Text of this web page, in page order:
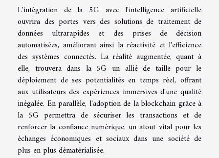
L'intégration de la 5G avec l'intelligence artificielle
ouvrira des portes vers des solutions de traitement de
données ultrarapides et des prises de décision
automatisées, améliorant ainsi la réactivité et l'efficience
des systèmes connectés. La réalité augmentée, quant à
elle, trouvera dans la 5G un allié de taille pour le
déploiement de ses potentialités en temps réel, offrant
aux utilisateurs des expériences immersives d'une qualité
inégalée. En parallèle, l'adoption de la blockchain grâce à
la 5G permettra de sécuriser les transactions et de
renforcer la confiance numérique, un atout vital pour les
échanges économiques et sociaux dans une société de
plus en plus dématérialisée.